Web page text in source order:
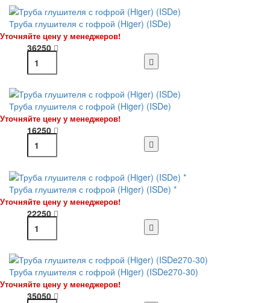
Труба глушителя с гофрой (Higer) (ISDe)
Уточняйте цену у менеджеров!
36250
Труба глушителя с гофрой (Higer) (ISDe)
Уточняйте цену у менеджеров!
16250
Труба глушителя с гофрой (Higer) (ISDe) *
Уточняйте цену у менеджеров!
22250
Труба глушителя с гофрой (Higer) (ISDe270-30)
Уточняйте цену у менеджеров!
35050